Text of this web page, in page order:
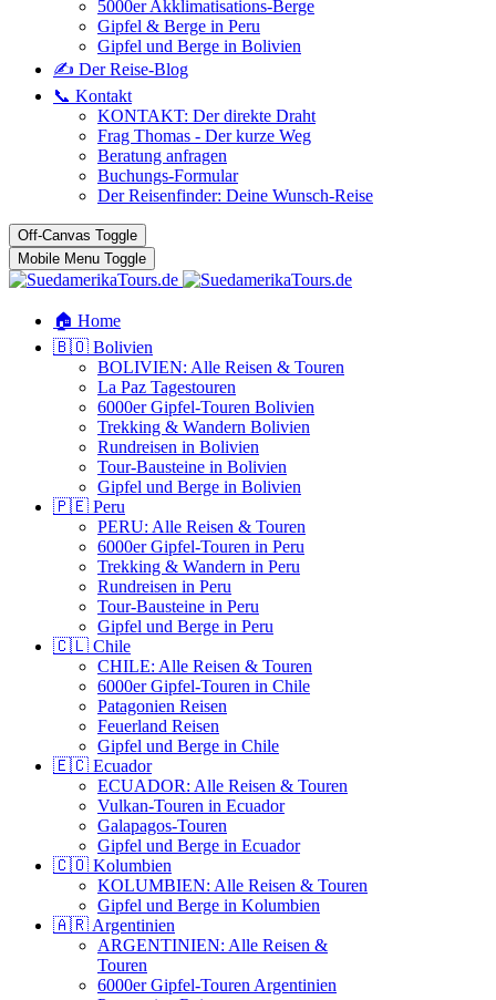
5000er Akklimatisations-Berge
Gipfel & Berge in Peru
Gipfel und Berge in Bolivien
✍️ Der Reise-Blog
📞 Kontakt
KONTAKT: Der direkte Draht
Frag Thomas - Der kurze Weg
Beratung anfragen
Buchungs-Formular
Der Reisenfinder: Deine Wunsch-Reise
Off-Canvas Toggle
Mobile Menu Toggle
🏠 Home
🇧🇴 Bolivien
BOLIVIEN: Alle Reisen & Touren
La Paz Tagestouren
6000er Gipfel-Touren Bolivien
Trekking & Wandern Bolivien
Rundreisen in Bolivien
Tour-Bausteine in Bolivien
Gipfel und Berge in Bolivien
🇵🇪 Peru
PERU: Alle Reisen & Touren
6000er Gipfel-Touren in Peru
Trekking & Wandern in Peru
Rundreisen in Peru
Tour-Bausteine in Peru
Gipfel und Berge in Peru
🇨🇱 Chile
CHILE: Alle Reisen & Touren
6000er Gipfel-Touren in Chile
Patagonien Reisen
Feuerland Reisen
Gipfel und Berge in Chile
🇪🇨 Ecuador
ECUADOR: Alle Reisen & Touren
Vulkan-Touren in Ecuador
Galapagos-Touren
Gipfel und Berge in Ecuador
🇨🇴 Kolumbien
KOLUMBIEN: Alle Reisen & Touren
Gipfel und Berge in Kolumbien
🇦🇷 Argentinien
ARGENTINIEN: Alle Reisen &
Touren
6000er Gipfel-Touren Argentinien